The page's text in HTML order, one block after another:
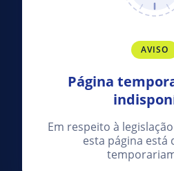
AVISO
Página
Em respeito à
esta página está